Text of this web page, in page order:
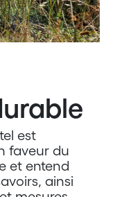
est
faveur du
et entend
ainsi